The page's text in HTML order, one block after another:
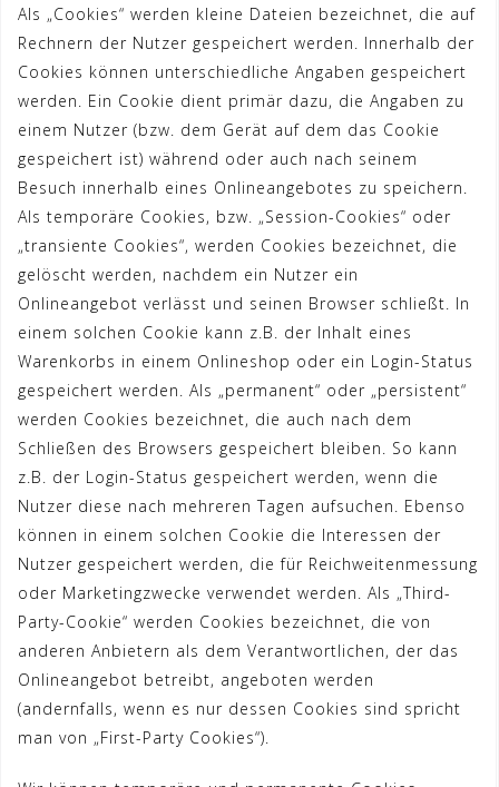
Als „Cookies“ werden kleine Dateien bezeichnet, die auf
Rechnern der Nutzer gespeichert werden. Innerhalb der
Cookies können unterschiedliche Angaben gespeichert
werden. Ein Cookie dient primär dazu, die Angaben zu
einem Nutzer (bzw. dem Gerät auf dem das Cookie
gespeichert ist) während oder auch nach seinem
Besuch innerhalb eines Onlineangebotes zu speichern.
Als temporäre Cookies, bzw. „Session-Cookies“ oder
„transiente Cookies“, werden Cookies bezeichnet, die
gelöscht werden, nachdem ein Nutzer ein
Onlineangebot verlässt und seinen Browser schließt. In
einem solchen Cookie kann z.B. der Inhalt eines
Warenkorbs in einem Onlineshop oder ein Login-Status
gespeichert werden. Als „permanent“ oder „persistent“
werden Cookies bezeichnet, die auch nach dem
Schließen des Browsers gespeichert bleiben. So kann
z.B. der Login-Status gespeichert werden, wenn die
Nutzer diese nach mehreren Tagen aufsuchen. Ebenso
können in einem solchen Cookie die Interessen der
Nutzer gespeichert werden, die für Reichweitenmessung
oder Marketingzwecke verwendet werden. Als „Third-
Party-Cookie“ werden Cookies bezeichnet, die von
anderen Anbietern als dem Verantwortlichen, der das
Onlineangebot betreibt, angeboten werden
(andernfalls, wenn es nur dessen Cookies sind spricht
man von „First-Party Cookies“).